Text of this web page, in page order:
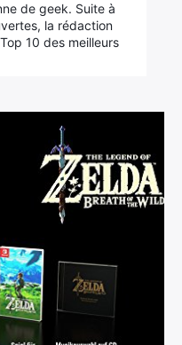
de geek. Suite à
la rédaction
10 des meilleurs